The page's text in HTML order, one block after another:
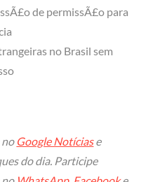
de permissÃ£o para
no Brasil sem
no Google Notíciase
do dia. Participe